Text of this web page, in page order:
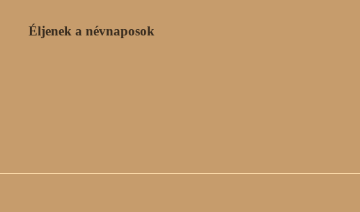
Éljenek a névnaposok